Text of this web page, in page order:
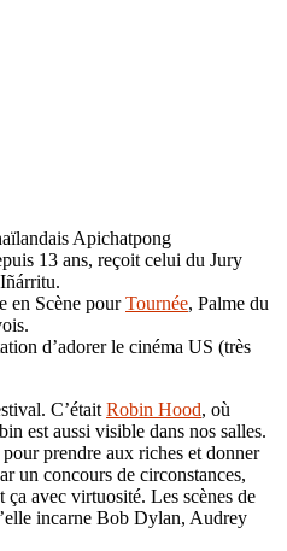
Apichatpong
13 ans, reçoit celui du Jury
en Scène pourTournée, Palme du
d’adorer le cinéma US (très
C’était Robin Hood, où
est aussi visible dans nos salles.
prendre aux riches et donner
un concours de circonstances,
avec virtuosité. Les scènes de
incarne Bob Dylan, Audrey